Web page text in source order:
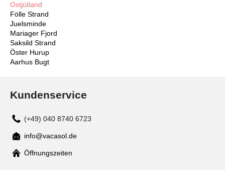
Ostjütland
Fölle Strand
Juelsminde
Mariager Fjord
Saksild Strand
Öster Hurup
Aarhus Bugt
Kundenservice
(+49) 040 8740 6723
Mail
info@vacasol.de
Öffnungszeiten